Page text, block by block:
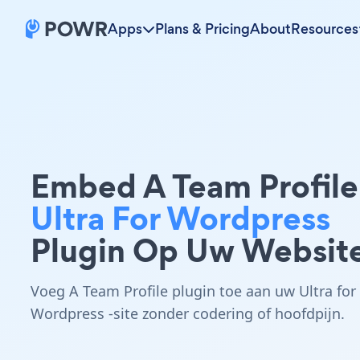
Apps Plans & PricingAboutResources
Embed A Team Profile
Ultra For Wordpress
Plugin Op Uw
Voeg A Team Profile plugin toe aan uw Ultra for
Wordpress -site zonder codering of hoofdpijn.